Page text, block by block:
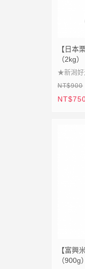
【日本
（2kg）
★新潟好
★食味卓
★25%越
NT$900
【富興
（900g）